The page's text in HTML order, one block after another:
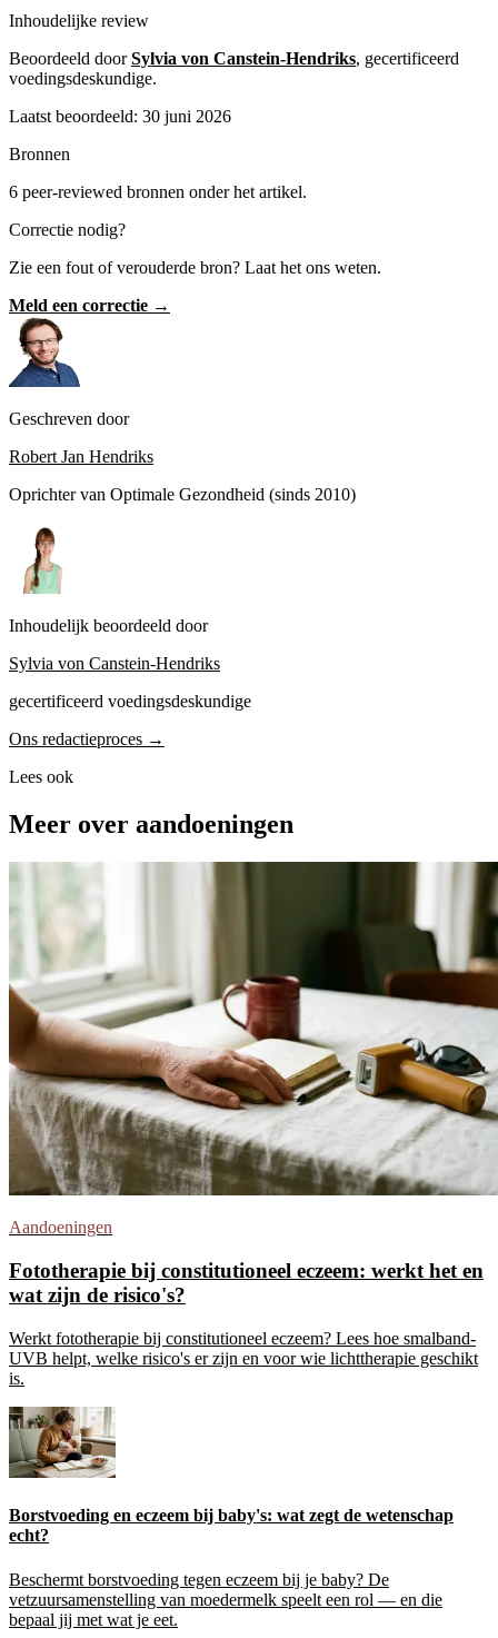
Inhoudelijke review
Beoordeeld doorSylvia von Canstein-Hendriks, gecertificeerd
voedingsdeskundige.
Laatst beoordeeld: 30 juni 2026
Bronnen
6 peer-reviewed bronnen onder het artikel.
Correctie nodig?
Zie een fout of verouderde bron? Laat het ons weten.
Meld een correctie →
Geschreven door
Robert Jan Hendriks
Oprichter van Optimale Gezondheid (sinds 2010)
Inhoudelijk beoordeeld door
Sylvia von Canstein-Hendriks
gecertificeerd voedingsdeskundige
Ons redactieproces →
Lees ook
Meer over aandoeningen
Aandoeningen
Fototherapie bij constitutioneel eczeem: werkt het en
wat zijn de risico's?
Werkt fototherapie bij constitutioneel eczeem? Lees hoe smalband-
UVB helpt, welke risico's er zijn en voor wie lichttherapie geschikt
is.
Borstvoeding en eczeem bij baby's: wat zegt de wetenschap
echt?
Beschermt borstvoeding tegen eczeem bij je baby? De
vetzuursamenstelling van moedermelk speelt een rol — en die
bepaal jij met wat je eet.